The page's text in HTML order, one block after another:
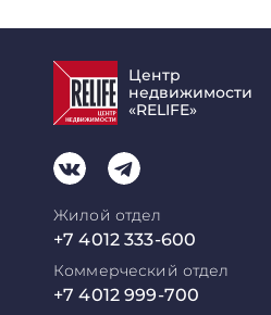
Центр
недвижимости
«RELIFE»
Жилой отдел
+7 4012 333-600
Коммерческий отдел
+7 4012 999-700